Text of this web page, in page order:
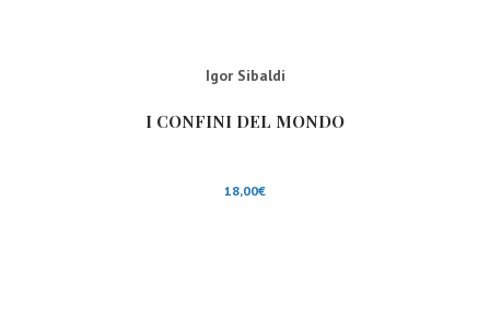
Igor Sibaldi
I CONFINI DEL MONDO
18,00€